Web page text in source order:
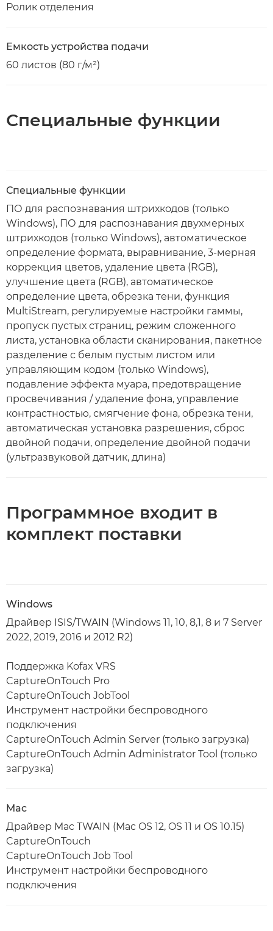
Ролик отделения
Емкость устройства подачи
60 листов (80 г/м²)
Специальные функции
Специальные функции
ПО для распознавания штрихкодов (только
Windows), ПО для распознавания двухмерных
штрихкодов (только Windows), автоматическое
определение формата, выравнивание, 3-мерная
коррекция цветов, удаление цвета (RGB),
улучшение цвета (RGB), автоматическое
определение цвета, обрезка тени, функция
MultiStream, регулируемые настройки гаммы,
пропуск пустых страниц, режим сложенного
листа, установка области сканирования, пакетное
разделение с белым пустым листом или
управляющим кодом (только Windows),
подавление эффекта муара, предотвращение
просвечивания / удаление фона, управление
контрастностью, смягчение фона, обрезка тени,
автоматическая установка разрешения, сброс
двойной подачи, определение двойной подачи
(ультразвуковой датчик, длина)
Программное входит в
комплект поставки
Windows
Драйвер ISIS/TWAIN (Windows 11, 10, 8,1, 8 и 7 Server
2022, 2019, 2016 и 2012 R2)
Поддержка Kofax VRS
CaptureOnTouch Pro
CaptureOnTouch JobTool
Инструмент настройки беспроводного
подключения
CaptureOnTouch Admin Server (только загрузка)
CaptureOnTouch Admin Administrator Tool (только
загрузка)
Mac
Драйвер Mac TWAIN (Mac OS 12, OS 11 и OS 10.15)
CaptureOnTouch
CaptureOnTouch Job Tool
Инструмент настройки беспроводного
подключения